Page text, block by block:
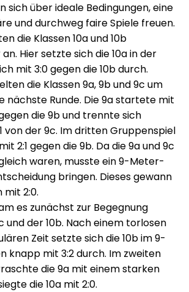
sich über ideale Bedingungen, eine
und durchweg faire Spiele freuen.
die Klassen 10a und 10b
Hier setzte sich die 10a in der
mit 3:0 gegen die 10b durch.
die Klassen 9a, 9b und 9c um
nächste Runde. Die 9a startete mit
die 9b und trennte sich
von der 9c. Im dritten Gruppenspiel
2:1 gegen die 9b. Da die 9a und 9c
waren, musste ein 9-Meter-
bringen. Dieses gewann
mit 2:0.
es zunächst zur Begegnung
und der 10b. Nach einem torlosen
Zeit setzte sich die 10b im 9-
knapp mit 3:2 durch. Im zweiten
die 9a mit einem starken
die 10a mit 2:0.